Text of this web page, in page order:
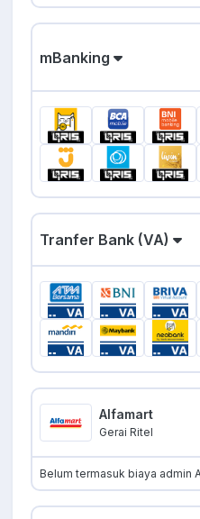
mBanking
Tranfer Bank (VA)
Alfamart
Gerai Ritel
Belum termasuk biaya admin